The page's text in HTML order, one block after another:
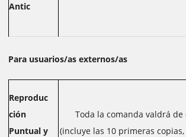
Antic
Para usuarios/as externos/as
Reproduc
ción
Puntual y
Toda la comanda valdrá
(incluye las 10 primeras